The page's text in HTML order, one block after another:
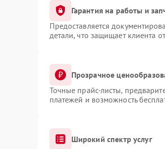
Гарантия на работы и
Предоставляется
детали, что защищает клиента
Прозрачное
Точные прайс-листы,
платежей и возможность
Широкий спектр услуг